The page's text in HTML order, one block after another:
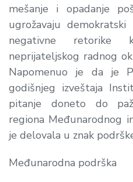
mešanje i opadanje
ugrožavaju
negativne
neprijateljskog radnog
Napomenuo je da je
godišnjeg izveštaja
pitanje doneto do
regiona Međunarodnog
je delovala u znak
Međunarodna podrška